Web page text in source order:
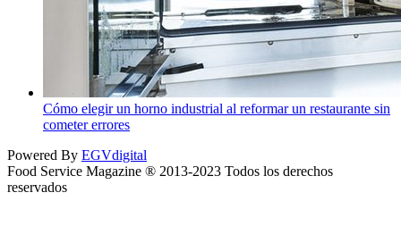
Cómo elegir un horno industrial al reformar un restaurante sin
cometer errores
Powered By EGVdigital
Food Service Magazine ® 2013-2023 Todos los derechos
reservados